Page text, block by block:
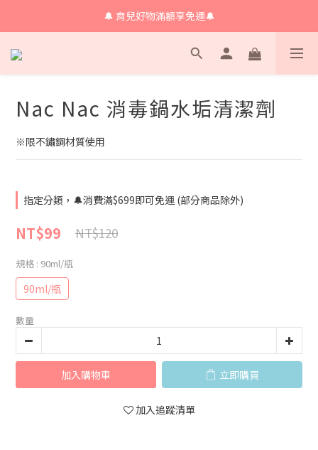
🔔 育兒好物滿額享免運🔔
🔔 育兒好物滿額享免運🔔
🔔會員限定！購物金立即領+消費再回饋 💰
Nac Nac 消毒鍋水垢清潔劑
※限不鏽鋼材質使用
指定分類，🔔消費滿$699即可免運 (部分商品除外)
NT$99 NT$120
規格 : 90ml/瓶
90ml/瓶
數量
加入購物車 立即購買
加入追蹤清單